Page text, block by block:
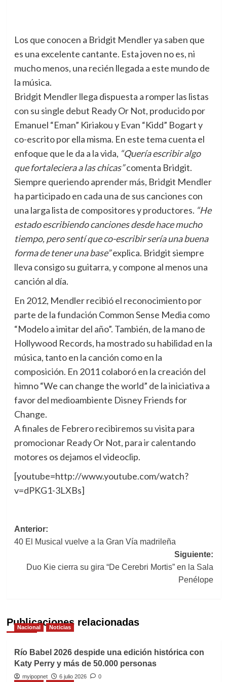
Los que conocen a Bridgit Mendler ya saben que
es una excelente cantante. Esta joven no es, ni
mucho menos, una recién llegada a este mundo de
la música.
Bridgit Mendler llega dispuesta a romper las listas
con su single debut Ready Or Not, producido por
Emanuel “Eman” Kiriakou y Evan “Kidd” Bogart y
co-escrito por ella misma. En este tema cuenta el
enfoque que le da a la vida, “Quería escribir algo
que fortaleciera a las chicas”comenta Bridgit.
Siempre queriendo aprender más, Bridgit Mendler
ha participado en cada una de sus canciones con
una larga lista de compositores y productores. “He
estado escribiendo canciones desde hace mucho
tiempo, pero sentí que co-escribir sería una buena
forma de tener una base”explica. Bridgit siempre
lleva consigo su guitarra, y compone al menos una
canción al día.
En 2012, Mendler recibió el reconocimiento por
parte de la fundación Common Sense Media como
“Modelo a imitar del año”. También, de la mano de
Hollywood Records, ha mostrado su habilidad en la
música, tanto en la canción como en la
composición. En 2011 colaboró en la creación del
himno “We can change the world” de la iniciativa a
favor del medioambiente Disney Friends for
Change.
A finales de Febrero recibiremos su visita para
promocionar Ready Or Not, para ir calentando
motores os dejamos el videoclip.
[youtube=http://www.youtube.com/watch?
v=dPKG1-3LXBs]
Navegación
de
entradas
Anterior:
40 El Musical vuelve a la Gran Vía madrileña
Siguiente:
Duo Kie cierra su gira “De Cerebri Mortis” en la Sala
Penélope
Publicaciones relacionadas
Nacional Noticias
Río Babel 2026 despide una edición histórica con
Katy Perry y más de 50.000 personas
myipopnet 6 julio 2026
0